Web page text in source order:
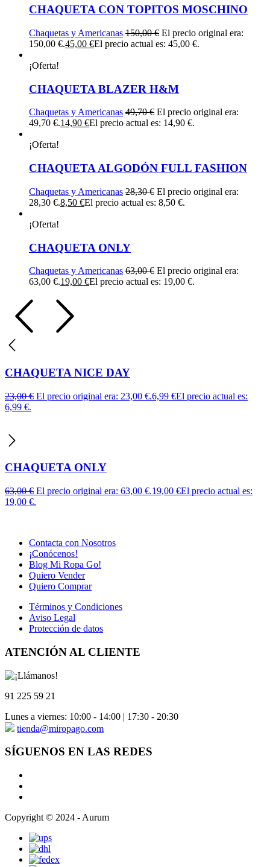
CHAQUETA CON TOPITOS MOSCHINO
Chaquetas y Americanas 150,00€ El precio original era:
150,00 €.45,00 €El precio actual es: 45,00 €.
¡Oferta!
CHAQUETA BLAZER H&M
Chaquetas y Americanas 49,70€ El precio original era:
49,70 €.14,90 €El precio actual es: 14,90 €.
¡Oferta!
CHAQUETA ALGODÓN FULL FASHION
Chaquetas y Americanas 28,30€ El precio original era:
28,30 €.8,50 €El precio actual es: 8,50 €.
¡Oferta!
CHAQUETA ONLY
Chaquetas y Americanas 63,00€ El precio original era:
63,00 €.19,00 €El precio actual es: 19,00 €.
CHAQUETA NICE DAY
23,00€ El precio original era: 23,00 €.6,99 €El precio actual es:
6,99 €.
CHAQUETA ONLY
63,00€ El precio original era: 63,00 €.19,00 €El precio actual es:
19,00 €.
Contacta con Nosotros
¡Conócenos!
Blog Mi Ropa Go!
Quiero Vender
Quiero Comprar
Términos y Condiciones
Aviso Legal
Protección de datos
ATENCIÓN AL CLIENTE
91 225 59 21
Lunes a viernes: 10:00 - 14:00 | 17:30 - 20:30
tienda@miropago.com
SÍGUENOS EN LAS REDES
Copyright © 2024 - Aurum